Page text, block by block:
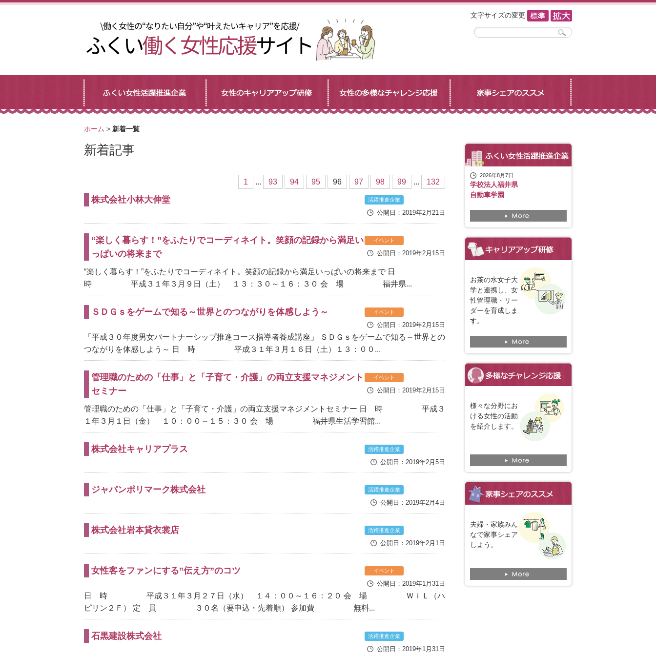
文字サイズの変更
ホーム > 新着一覧
新着記事
1 ... 93 94 95 96 97 98 99 ... 132
活躍推進企業
株式会社小林大伸堂
公開日：2019年2月21日
イベント
“楽しく暮らす！”をふたりでコーディネイト。笑顔の記録から満足い
っぱいの将来まで
公開日：2019年2月15日
“楽しく暮らす！”をふたりでコーディネイト。笑顔の記録から満足いっぱいの将来まで 日
時 平成３１年３月９日（土） １３：３０～１６：３０ 会 場 福井県...
イベント
ＳＤＧｓをゲームで知る～世界とのつながりを体感しよう～
公開日：2019年2月15日
「平成３０年度男女パートナーシップ推進コース指導者養成講座」 ＳＤＧｓをゲームで知る～世界との
つながりを体感しよう～ 日 時 平成３１年３月１６日（土）１３：００...
イベント
管理職のための「仕事」と「子育て・介護」の両立支援マネジメント
セミナー
公開日：2019年2月15日
管理職のための「仕事」と「子育て・介護」の両立支援マネジメントセミナー 日 時 平成３
１年３月１日（金） １０：００～１５：３０ 会 場 福井県生活学習館...
活躍推進企業
株式会社キャリアプラス
公開日：2019年2月5日
活躍推進企業
ジャパンポリマーク株式会社
公開日：2019年2月4日
活躍推進企業
株式会社岩本貸衣裳店
公開日：2019年2月1日
イベント
女性客をファンにする”伝え方”のコツ
公開日：2019年1月31日
日 時 平成３１年３月２７日（水） １４：００～１６：２０ 会 場 ＷｉＬ（ハ
ピリン２Ｆ） 定 員 ３０名（要申込・先着順） 参加費 無料...
活躍推進企業
石黒建設株式会社
公開日：2019年1月31日
2026年8月7日
学校法人福井県
自動車学園
お茶の水女子大
学と連携し、女
性管理職・リー
ダーを育成しま
す。
様々な分野にお
ける女性の活動
を紹介します。
夫婦・家族みん
なで家事シェア
しよう。